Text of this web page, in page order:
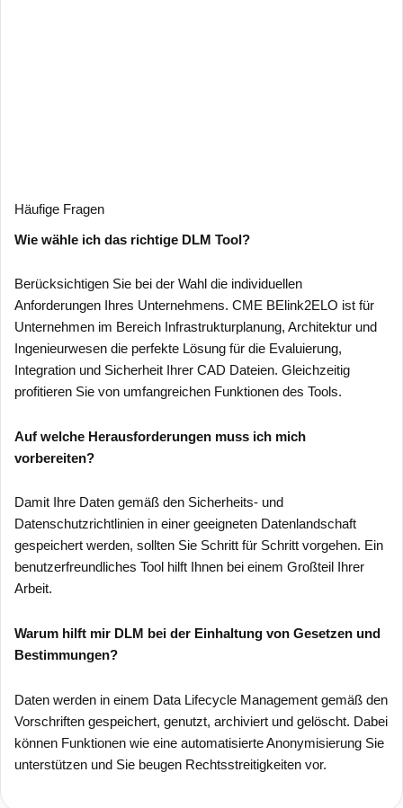
Häufige Fragen
Wie wähle ich das richtige DLM Tool?
Berücksichtigen Sie bei der Wahl die individuellen
Anforderungen Ihres Unternehmens. CME BElink2ELO ist für
Unternehmen im Bereich Infrastrukturplanung, Architektur und
Ingenieurwesen die perfekte Lösung für die Evaluierung,
Integration und Sicherheit Ihrer CAD Dateien. Gleichzeitig
profitieren Sie von umfangreichen Funktionen des Tools.
Auf welche Herausforderungen muss ich mich
vorbereiten?
Damit Ihre Daten gemäß den Sicherheits- und
Datenschutzrichtlinien in einer geeigneten Datenlandschaft
gespeichert werden, sollten Sie Schritt für Schritt vorgehen. Ein
benutzerfreundliches Tool hilft Ihnen bei einem Großteil Ihrer
Arbeit.
Warum hilft mir DLM bei der Einhaltung von Gesetzen und
Bestimmungen?
Daten werden in einem Data Lifecycle Management gemäß den
Vorschriften gespeichert, genutzt, archiviert und gelöscht. Dabei
können Funktionen wie eine automatisierte Anonymisierung Sie
unterstützen und Sie beugen Rechtsstreitigkeiten vor.